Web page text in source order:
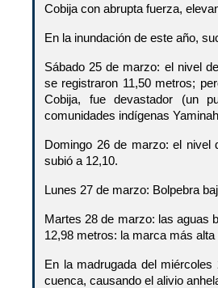
Cobija con abrupta fuerza,
En la inundación de este año,
Sábado 25 de marzo: el nivel
se registraron 11,50 metros;
Cobija, fue devastador (un
comunidades indígenas
Domingo 26 de marzo: el nivel
subió a 12,10.
Lunes 27 de marzo: Bolpebra
Martes 28 de marzo: las aguas
12,98 metros: la marca más
En la madrugada del
cuenca, causando el alivio